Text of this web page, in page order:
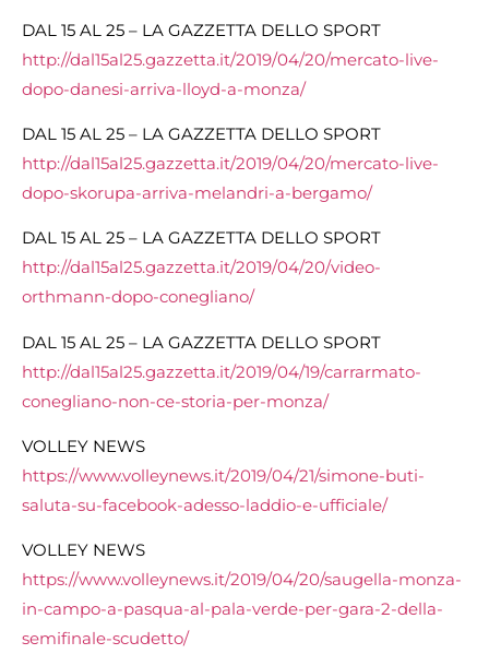
DAL 15 AL 25 – LA GAZZETTA DELLO SPORT
http://dal15al25.gazzetta.it/2019/04/20/mercato-live-
dopo-danesi-arriva-lloyd-a-monza/
DAL 15 AL 25 – LA GAZZETTA DELLO SPORT
http://dal15al25.gazzetta.it/2019/04/20/mercato-live-
dopo-skorupa-arriva-melandri-a-bergamo/
DAL 15 AL 25 – LA GAZZETTA DELLO SPORT
http://dal15al25.gazzetta.it/2019/04/20/video-
orthmann-dopo-conegliano/
DAL 15 AL 25 – LA GAZZETTA DELLO SPORT
http://dal15al25.gazzetta.it/2019/04/19/carrarmato-
conegliano-non-ce-storia-per-monza/
VOLLEY NEWS
https://www.volleynews.it/2019/04/21/simone-buti-
saluta-su-facebook-adesso-laddio-e-ufficiale/
VOLLEY NEWS
https://www.volleynews.it/2019/04/20/saugella-monza-
in-campo-a-pasqua-al-pala-verde-per-gara-2-della-
semifinale-scudetto/